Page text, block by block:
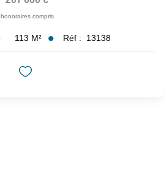
honoraires compris
113 M² Réf : 13138